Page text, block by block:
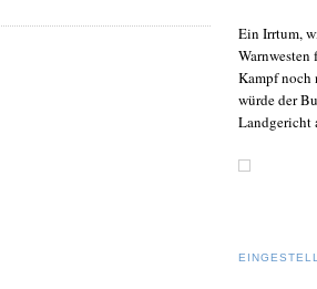
Ein Irrtum,
Warnwesten
Kampf noch
würde der
Landgericht